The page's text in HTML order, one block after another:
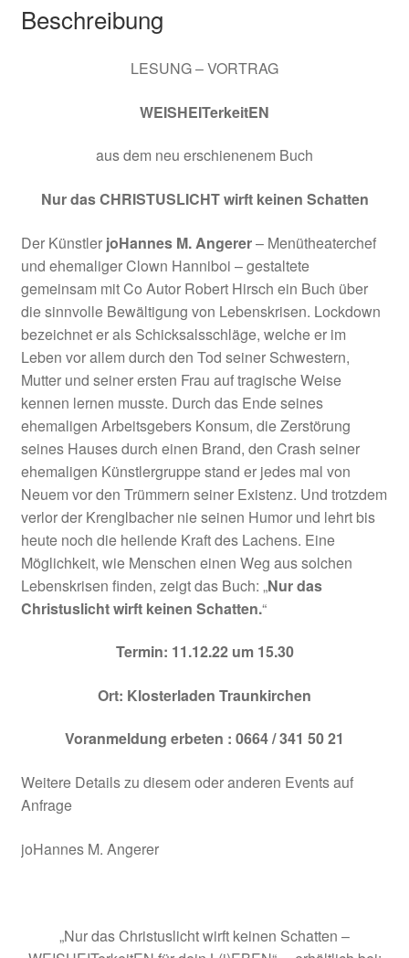
Mein Konto
Sample Page
Startseite
Startseite
Startseite 2
Versand & Lieferung
Versandarten
Warenkorb
Zahlungsarten
Zahlungsweisen
Beschreibung
LESUNG – VORTRAG
WEISHEITerkeitEN
aus dem neu erschienenem Buch
Nur das CHRISTUSLICHT wirft keinen Schatten
Der Künstler joHannes M. Angerer– Menütheaterchef
und ehemaliger Clown Hanniboi – gestaltete
gemeinsam mit Co Autor Robert Hirsch ein Buch über
die sinnvolle Bewältigung von Lebenskrisen. Lockdown
bezeichnet er als Schicksalsschläge, welche er im
Leben vor allem durch den Tod seiner Schwestern,
Mutter und seiner ersten Frau auf tragische Weise
kennen lernen musste. Durch das Ende seines
ehemaligen Arbeitsgebers Konsum, die Zerstörung
seines Hauses durch einen Brand, den Crash seiner
ehemaligen Künstlergruppe stand er jedes mal von
Neuem vor den Trümmern seiner Existenz. Und trotzdem
verlor der Krenglbacher nie seinen Humor und lehrt bis
heute noch die heilende Kraft des Lachens. Eine
Möglichkeit, wie Menschen einen Weg aus solchen
Lebenskrisen finden, zeigt das Buch: „Nur das
Christuslicht wirft keinen Schatten.“
Termin: 11.12.22 um 15.30
Ort: Klosterladen Traunkirchen
Voranmeldung erbeten : 0664 / 341 50 21
Weitere Details zu diesem oder anderen Events auf
Anfrage
joHannes M. Angerer
„Nur das Christuslicht wirft keinen Schatten –